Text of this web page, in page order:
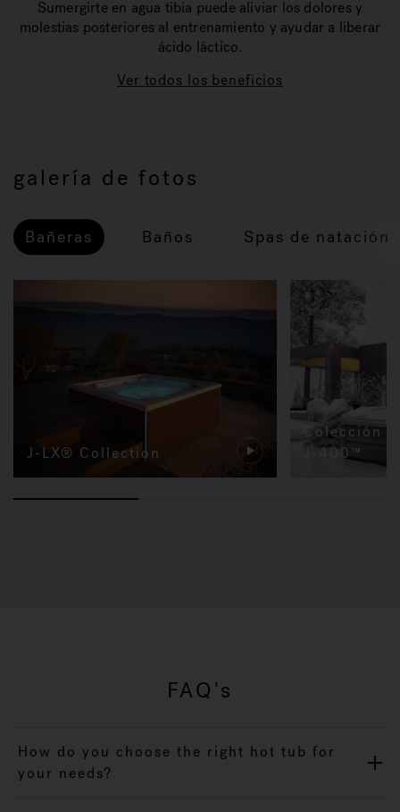
Sumergirte en agua tibia puede aliviar los dolores y
molestias posteriores al entrenamiento y ayudar a liberar
ácido láctico.
Ver todos los beneficios
galería de fotos
Bañeras Baños Spas de natación
J-LX® Collection
Colección
J-400™
FAQ's
How do you choose the right hot tub for
your needs?